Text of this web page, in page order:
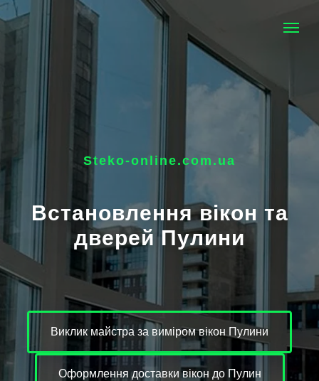
Steko-online.com.ua
Встановлення вікон та
дверей Пулини
Виклик майстра за виміром вікон Пулини
Оформлення доставки вікон до Пулин